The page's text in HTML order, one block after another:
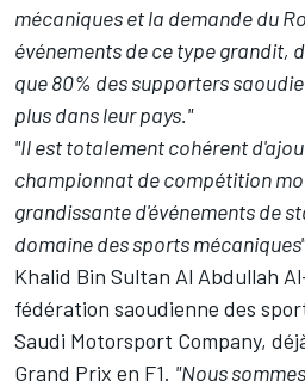
mécaniques et la demande du
événements de ce type grandit,
que 80% des supporters
plus dans leur pays."
"Il est totalement cohérent
championnat de compétition
grandissante d'événements de
domaine des sports mécaniques"
Khalid Bin Sultan Al Abdullah
fédération saoudienne des
Saudi Motorsport Company,
Grand Prix en F1. "Nous